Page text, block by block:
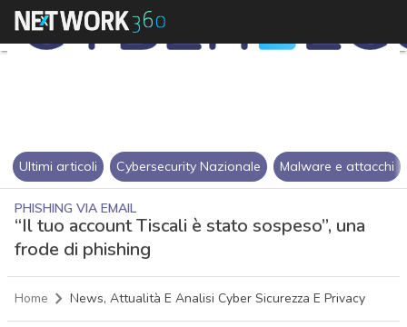
Ultimi articoli Cybersecurity Nazionale Malware e attacchi
PHISHING VIA EMAIL
“Il tuo account Tiscali è stato sospeso”, una
frode di phishing
Home News, Attualità E Analisi Cyber Sicurezza E Privacy